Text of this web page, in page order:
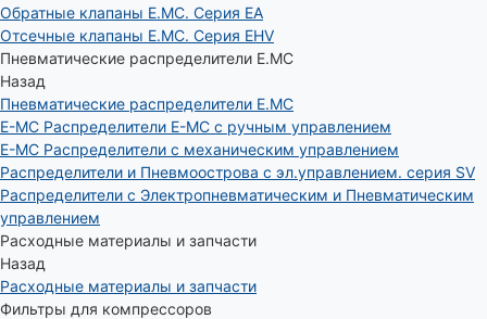
Обратные клапаны E.MC. Серия EA
Отсечные клапаны E.MC. Серия EHV
Пневматические распределители E.MC
Назад
Пневматические распределители E.MC
E-MC Распределители E-MC с ручным управлением
E-MC Распределители с механическим управлением
Распределители и Пневмоострова с эл.управлением. серия SV
Распределители с Электропневматическим и Пневматическим
управлением
Расходные материалы и запчасти
Назад
Расходные материалы и запчасти
Фильтры для компрессоров